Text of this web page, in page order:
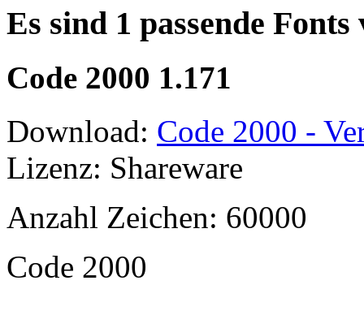
Es sind 1 passende
Code 2000 1.171
Download: Code 2000 -
Lizenz: Shareware
Anzahl Zeichen: 60000
Code 2000